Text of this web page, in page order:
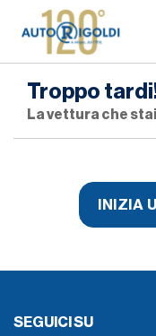
Troppo
La vettura che
INIZIA
SEGUICI SU